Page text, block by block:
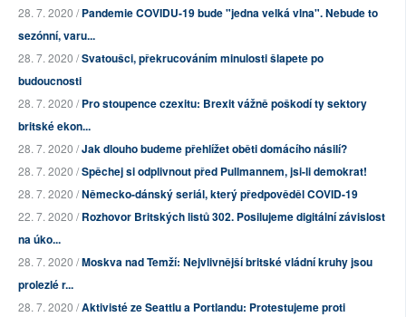
28. 7. 2020 /Pandemie COVIDU-19 bude "jedna velká vlna". Nebude to
sezónní, varu...
28. 7. 2020 /Svatoušci, překrucováním minulosti šlapete po
budoucnosti
28. 7. 2020 /Pro stoupence czexitu: Brexit vážně poškodí ty sektory
britské ekon...
28. 7. 2020 /Jak dlouho budeme přehlížet oběti domácího násilí?
28. 7. 2020 /Spěchej si odplivnout před Pullmannem, jsi-li demokrat!
28. 7. 2020 /Německo-dánský seriál, který předpověděl COVID-19
22. 7. 2020 /Rozhovor Britských listů 302. Posilujeme digitální závislost
na úko...
28. 7. 2020 /Moskva nad Temží: Nejvlivnější britské vládní kruhy jsou
prolezlé r...
28. 7. 2020 /Aktivisté ze Seattlu a Portlandu: Protestujeme proti